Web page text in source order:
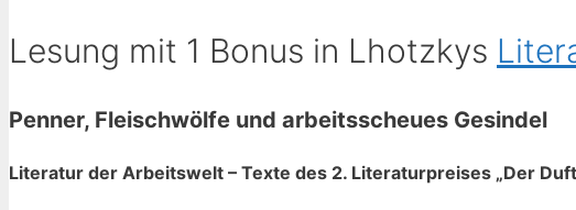
Lesung mit 1 Bonus in Lhotzkys
Penner, Fleischwölfe und arbeitsscheues Gesindel
Literatur der Arbeitswelt – Texte des 2. Literaturpreises „Der